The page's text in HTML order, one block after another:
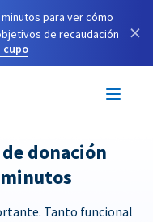
para ver cómo
de recaudación
cupo
×
donación
Tanto funcional